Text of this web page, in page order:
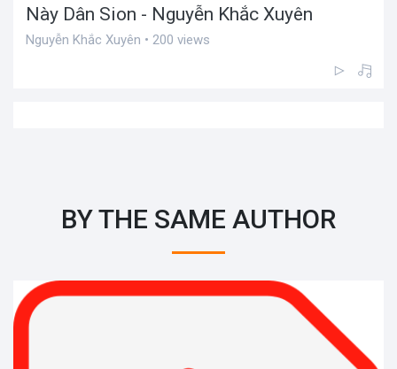
Này Dân Sion - Nguyễn Khắc Xuyên
Nguyễn Khắc Xuyên • 200 views
BY THE SAME AUTHOR